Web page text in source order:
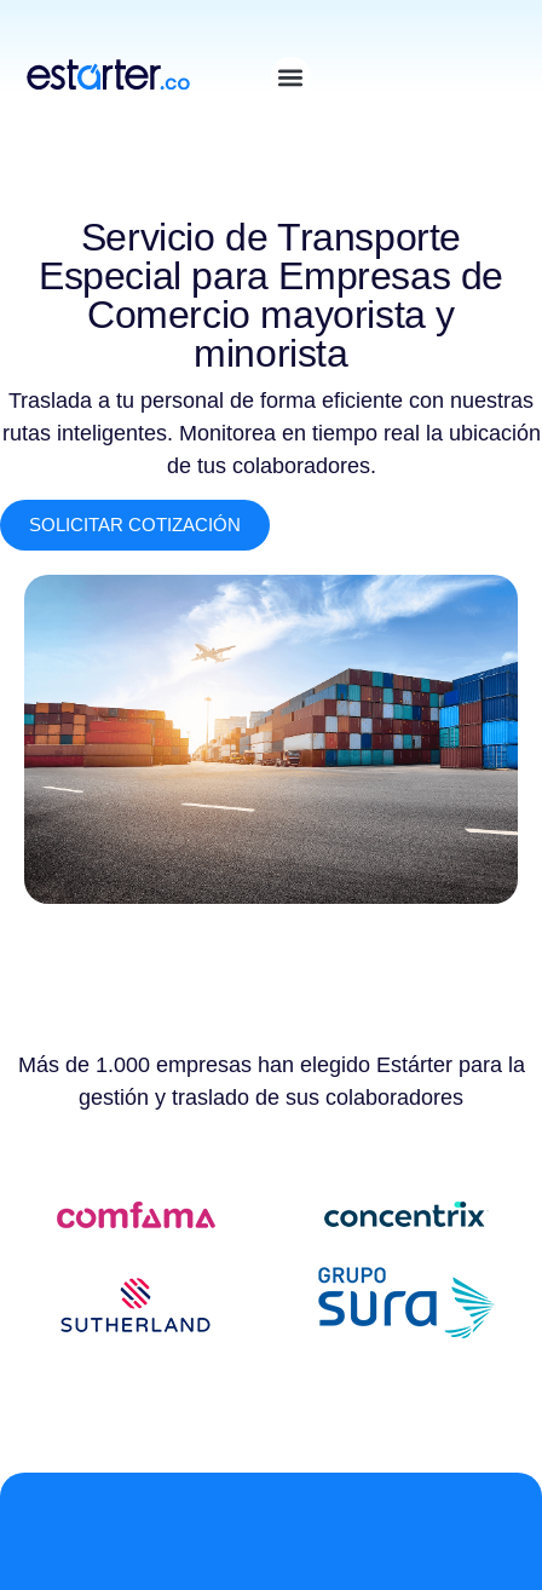
Servicio de Transporte
Especial para Empresas de
Comercio mayorista y
minorista
Traslada a tu personal de forma eficiente con nuestras
rutas inteligentes. Monitorea en tiempo real la ubicación
de tus colaboradores.
SOLICITAR COTIZACIÓN
Más de 1.000 empresas han elegido Estárter para la
gestión y traslado de sus colaboradores